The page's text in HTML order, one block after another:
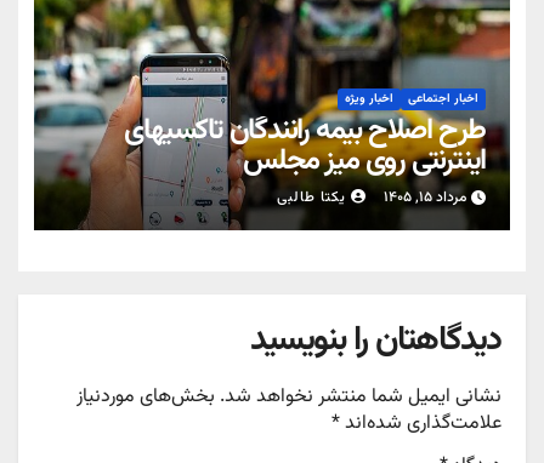
اخبار اجتماعی اخبار ویژه
طرح اصلاح بیمه رانندگان تاکسیهای
اینترنتی روی میز مجلس
مرداد ۱۵, ۱۴۰۵ یکتا طالبی
دیدگاهتان را بنویسید
نشانی ایمیل شما منتشر نخواهد شد. بخش‌های موردنیاز
علامت‌گذاری شده‌اند*